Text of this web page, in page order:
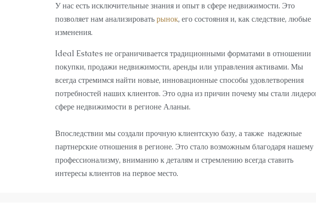
У нас есть исключительные знания и опыт в сфере недвижимости. Это
позволяет нам анализироватьрынок, его состояния и, как следствие, любые
изменения.
Ideal Estates не ограничивается традиционными форматами в отношении
покупки, продажи недвижимости, аренды или управления активами. Мы
всегда стремимся найти новые, инновационные способы удовлетворения
потребностей наших клиентов. Это одна из причин почему мы стали
сфере недвижимости в регионе Аланьи.
Впоследствии мы создали прочную клиентскую базу, а также надежные
партнерские отношения в регионе. Это стало возможным благодаря нашему
профессионализму, вниманию к деталям и стремлению всегда ставить
интересы клиентов на первое место.